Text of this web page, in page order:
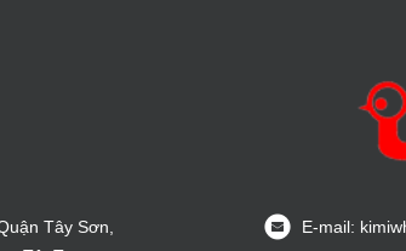
Tây Sơn,
E-mail: